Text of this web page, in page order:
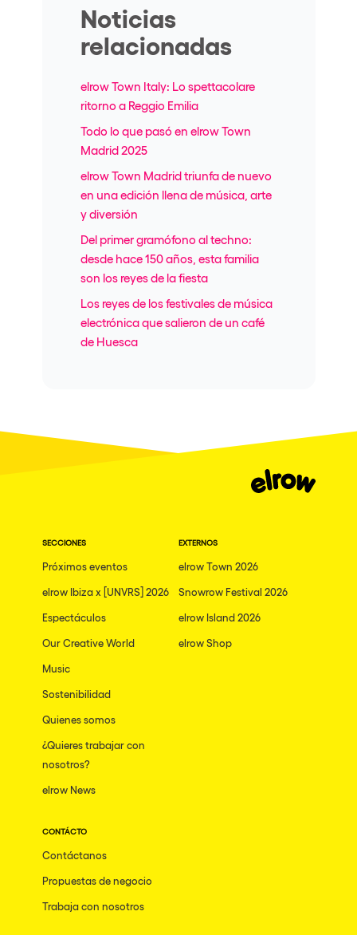
Noticias
relacionadas
elrow Town Italy: Lo spettacolare
ritorno a Reggio Emilia
Todo lo que pasó en elrow Town
Madrid 2025
elrow Town Madrid triunfa de nuevo
en una edición llena de música, arte
y diversión
Del primer gramófono al techno:
desde hace 150 años, esta familia
son los reyes de la fiesta
Los reyes de los festivales de música
electrónica que salieron de un café
de Huesca
SECCIONES
Próximos eventos
elrow Ibiza x [UNVRS] 2026
Espectáculos
Our Creative World
Music
Sostenibilidad
Quienes somos
¿Quieres trabajar con
nosotros?
elrow News
EXTERNOS
elrow Town 2026
Snowrow Festival 2026
elrow Island 2026
elrow Shop
CONTÁCTO
Contáctanos
Propuestas de negocio
Trabaja con nosotros